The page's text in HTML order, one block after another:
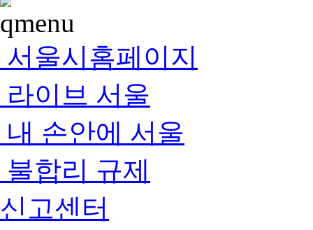
서울시홈페이지
라이브 서울
내 손안에 서울
불합리 규제
신고센터